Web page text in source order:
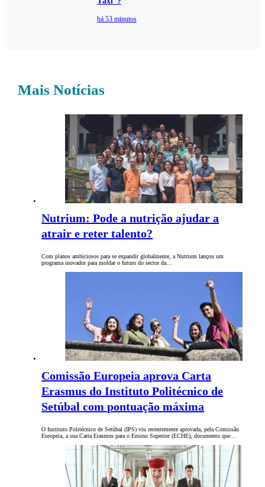
há 53 minutos
Mais Notícias
Nutrium: Pode a nutrição ajudar a
atrair e reter talento?
Com planos ambiciosos para se expandir globalmente, a Nutrium lançou um
programa inovador para moldar o futuro do sector da…
Comissão Europeia aprova Carta
Erasmus do Instituto Politécnico de
Setúbal com pontuação máxima
O Instituto Politécnico de Setúbal (IPS) viu recentemente aprovada, pela Comissão
Europeia, a sua Carta Erasmus para o Ensino Superior (ECHE), documento que…